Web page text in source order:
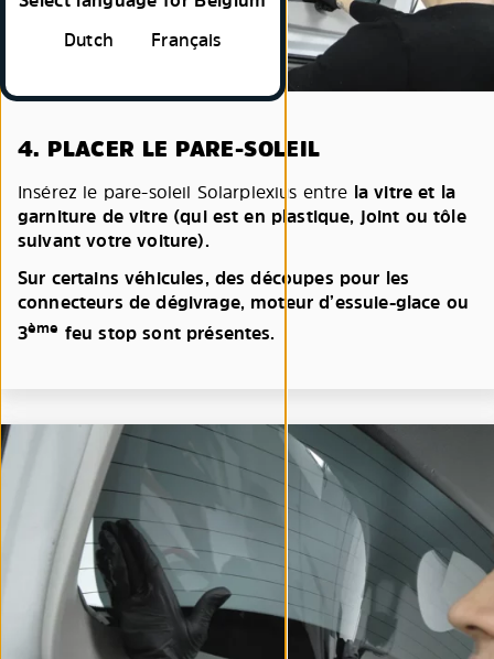
Dutch
Français
4. PLACER LE PARE-SOLEIL
Insérez le pare-soleil Solarplexius entre la vitre et la
garniture de vitre (qui est en plastique, joint ou tôle
suivant votre voiture).
Sur certains véhicules, des découpes pour les
connecteurs de dégivrage, moteur d’essuie-glace ou
3ème feu stop sont présentes.